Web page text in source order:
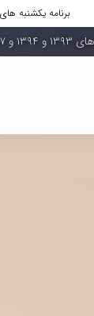
برنامه یکشنبه
ایران